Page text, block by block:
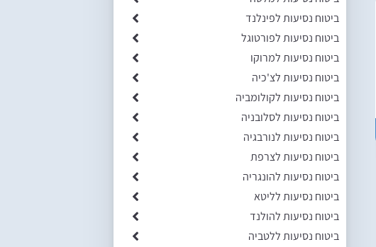
ביטוח נסיעות לפינלנד
ביטוח נסיעות לפורטוגל
ביטוח נסיעות למרוקו
ביטוח נסיעות לצ'כיה
ביטוח נסיעות לקולומביה
ביטוח נסיעות לסלובניה
ביטוח נסיעות לנורבגיה
ביטוח נסיעות לצרפת
ביטוח נסיעות להונגריה
ביטוח נסיעות לליטא
ביטוח נסיעות להולנד
ביטוח נסיעות ללטביה